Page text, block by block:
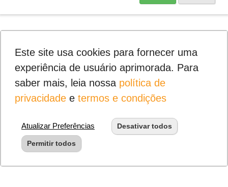
Este site usa cookies para fornecer uma
experiência de usuário aprimorada. Para
saber mais, leia nossa política de
privacidadee termos e condições
Atualizar Preferências Desativar todos
Permitir todos